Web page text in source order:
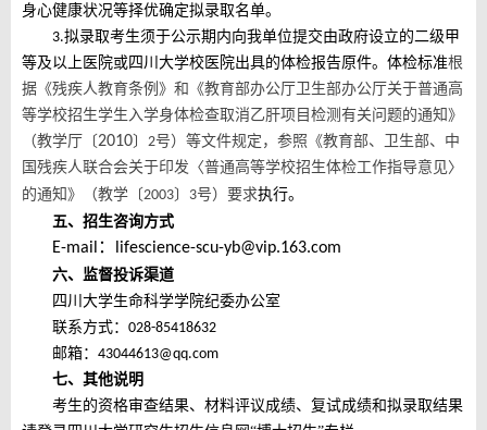
身心健康状况等择优确定拟录取名单。
3.拟录取考生须于公示期内向我单位提交由政府设立的二级甲
等及以上医院或四川大学校医院出具的体检报告原件。体检标准根
据《残疾人教育条例》和《教育部办公厅卫生部办公厅关于普通高
等学校招生学生入学身体检查取消乙肝项目检测有关问题的通知》
（教学厅〔2010〕 2号）等文件规定，参照《教育部、卫生部、中
国残疾人联合会关于印发〈普通高等学校招生体检工作指导意见〉
的通知》（教学〔2003〕 3号）要求执行。
五、 招生咨询方式
E-mail ： lifescience-scu-yb@vip.163.com
六、 监督投诉渠道
四川大学生命科学学院纪委办公室
联系方式： 028-85418632
邮箱： 43044613@qq.com
七、 其他说明
考生的资格审查结果、材料评议成绩、复试成绩和拟录取结果